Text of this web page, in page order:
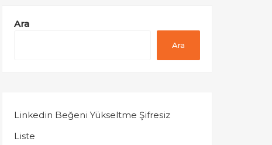
Ara
Ara
Linkedin Beğeni Yükseltme Şifresiz
Liste